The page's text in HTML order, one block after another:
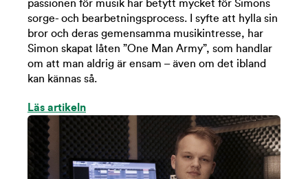
passionen för musik har betytt mycket för Simons
sorge- och bearbetningsprocess. I syfte att hylla sin
bror och deras gemensamma musikintresse, har
Simon skapat låten ”One Man Army”, som handlar
om att man aldrig är ensam – även om det ibland
kan kännas så.
Läs artikeln